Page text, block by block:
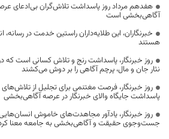
هفدهم مرداد روز پاسداشت تلاش‌گران بی‌ادعای
آگاهی‌بخشی است
خبرنگاران، این طلایه‌داران راستین خدمت در
هستند
روز خبرنگار، پاسداشت رنج و تلاش کسانی است که
نثار جان و مال، پرچم آگاهی را بر دوش می‌کشند
روز خبرنگار، فرصت مغتنمی برای تجلیل از
پاسداشت جایگاه والای خبرنگار در عرصه آگاهی‌بخشی
روز خبرنگار، یادآور مجاهدت‌های خاموش
جست‌وجوی حقیقت و آگاهی‌بخشی به جامعه معنا